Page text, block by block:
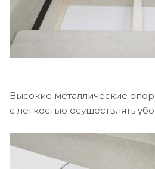
Высокие металлические
с легкостью осуществлять